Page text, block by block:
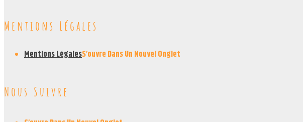
Mentions Légales
Mentions LégalesS’ouvre Dans Un Nouvel Onglet
Nous Suivre